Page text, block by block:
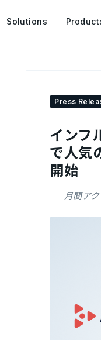
Solutions
Press
インフ
で人気
開始
月間ア